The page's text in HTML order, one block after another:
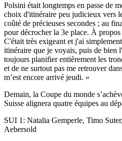
Polsini était longtemps en passe de
choix d'itinéraire peu judicieux vers
coûté de précieuses secondes ; au
pour décrocher la 3e place. À
C'était très exigeant et j'ai
itinéraire que je voyais, puis de bien
toujours planifier entièrement les
et de ne surtout pas me retrouver
m’est encore arrivé jeudi. »
Demain, la Coupe du monde
Suisse alignera quatre équipes au
SUI 1: Natalia Gemperle, Timo
Aebersold